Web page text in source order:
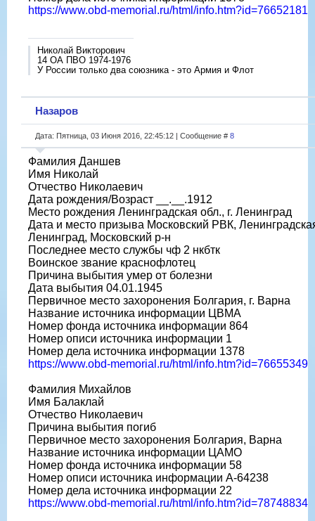
https://www.obd-memorial.ru/html/info.htm?id=76652181
Николай Викторович
14 ОА ПВО 1974-1976
У России только два союзника - это Армия и Флот
Назаров
Дата: Пятница, 03 Июня 2016, 22:45:12 | Сообщение # 8
Фамилия Даншев
Имя Николай
Отчество Николаевич
Дата рождения/Возраст __.__.1912
Место рождения Ленинградская обл., г. Ленинград
Дата и место призыва Московский РВК,
Ленинград, Московский р-н
Последнее место службы чф 2 нкбтк
Воинское звание краснофлотец
Причина выбытия умер от болезни
Дата выбытия 04.01.1945
Первичное место захоронения Болгария, г. Варна
Название источника информации ЦВМА
Номер фонда источника информации 864
Номер описи источника информации 1
Номер дела источника информации 1378
https://www.obd-memorial.ru/html/info.htm?id=76655349
Фамилия Михайлов
Имя Балаклай
Отчество Николаевич
Причина выбытия погиб
Первичное место захоронения Болгария, Варна
Название источника информации ЦАМО
Номер фонда источника информации 58
Номер описи источника информации A-64238
Номер дела источника информации 22
https://www.obd-memorial.ru/html/info.htm?id=78748834